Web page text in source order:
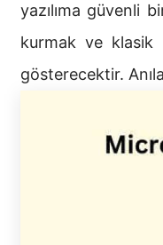
yazılıma güvenli
kurmak ve klasik
gösterecektir.